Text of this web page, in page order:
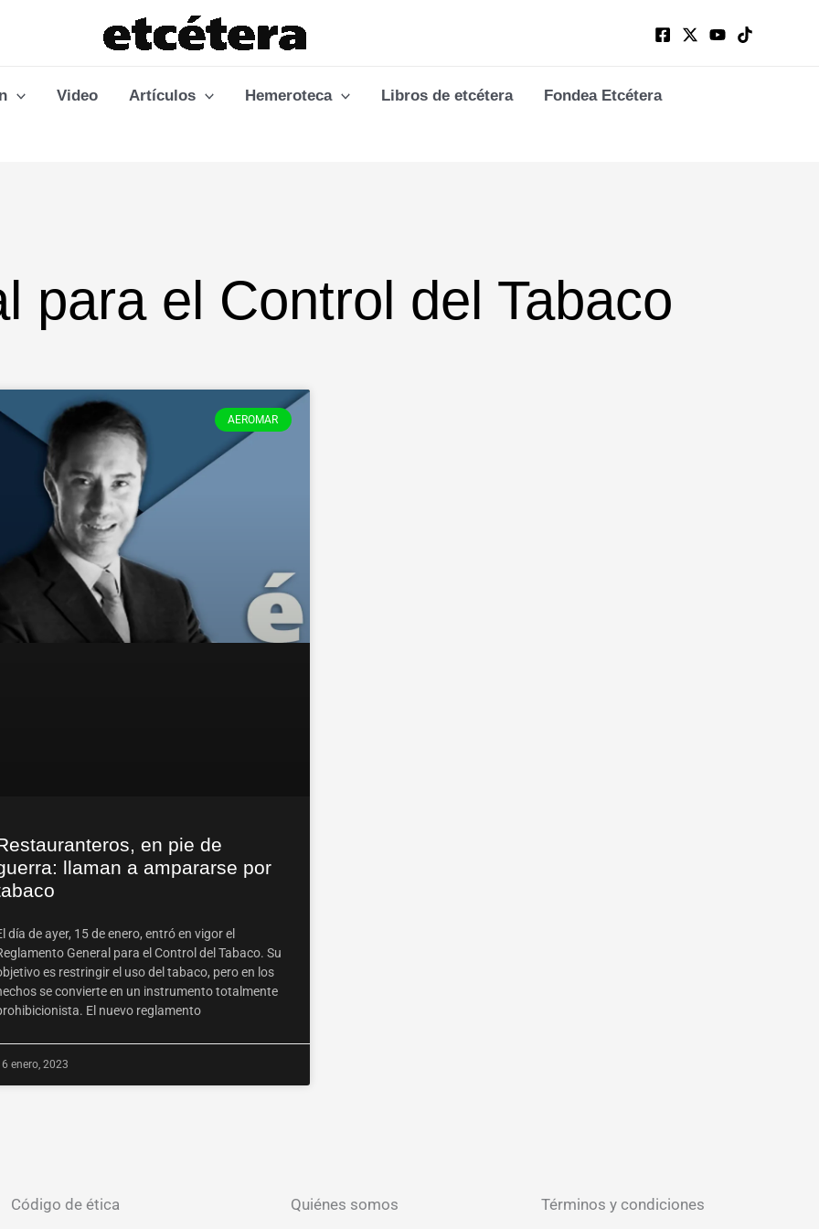
Video Artículos Hemeroteca Libros de etcétera Fondea Etcétera
para el Control del Tabaco
AEROMAR
en pie de
llaman a ampararse por
día de ayer, 15 de enero, entró en vigor el
General para el Control del Tabaco. Su
es restringir el uso del tabaco, pero en los
se convierte en un instrumento totalmente
El nuevo reglamento
enero, 2023
Código de ética Quiénes somos Términos y condiciones